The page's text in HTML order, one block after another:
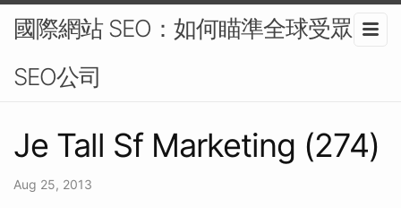
國際網站 SEO：如何瞄準全球受眾-
SEO公司
Je Tall Sf Marketing (274)
Aug 25, 2013